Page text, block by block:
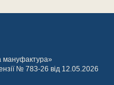
мануфактура»
№ 783-26 від 12.05.2026